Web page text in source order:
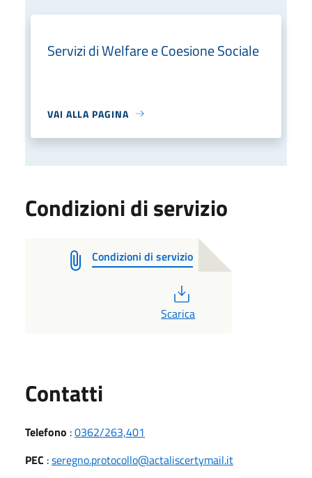
Servizi di Welfare e Coesione Sociale
VAI ALLA PAGINA
Condizioni di servizio
Condizioni di servizio
Scarica
Contatti
Telefono :0362/263,401
PEC :seregno.protocollo@actaliscertymail.it